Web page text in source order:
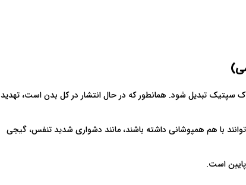
تبدیل شود. همانطور که در حال انتشار در کل بدن است، تهدید
با هم همپوشانی داشته باشند، مانند دشواری شدید تنفس، گیجی
است.